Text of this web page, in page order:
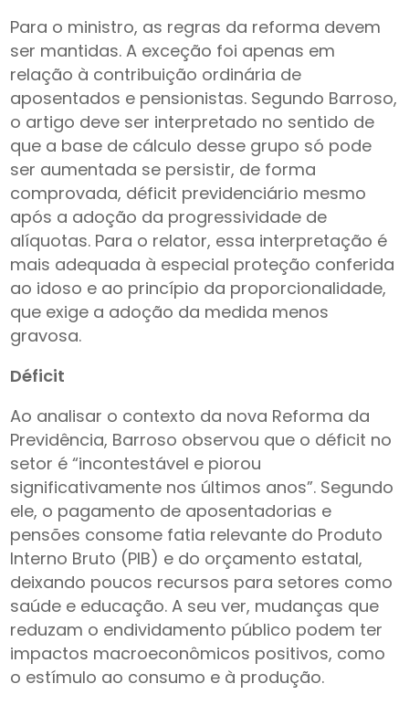
Para o ministro, as regras da reforma devem
ser mantidas. A exceção foi apenas em
relação à contribuição ordinária de
aposentados e pensionistas. Segundo Barroso,
o artigo deve ser interpretado no sentido de
que a base de cálculo desse grupo só pode
ser aumentada se persistir, de forma
comprovada, déficit previdenciário mesmo
após a adoção da progressividade de
alíquotas. Para o relator, essa interpretação é
mais adequada à especial proteção conferida
ao idoso e ao princípio da proporcionalidade,
que exige a adoção da medida menos
gravosa.
Déficit
Ao analisar o contexto da nova Reforma da
Previdência, Barroso observou que o déficit no
setor é “incontestável e piorou
significativamente nos últimos anos”. Segundo
ele, o pagamento de aposentadorias e
pensões consome fatia relevante do Produto
Interno Bruto (PIB) e do orçamento estatal,
deixando poucos recursos para setores como
saúde e educação. A seu ver, mudanças que
reduzam o endividamento público podem ter
impactos macroeconômicos positivos, como
o estímulo ao consumo e à produção.